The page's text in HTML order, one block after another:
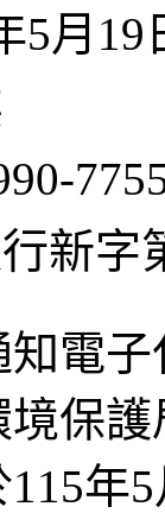
5月19
新字
電
保
年